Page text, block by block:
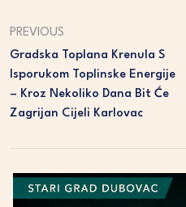
PREVIOUS
Gradska Toplana Krenula S
Isporukom Toplinske Energije
– Kroz Nekoliko Dana Bit Će
Zagrijan Cijeli Karlovac